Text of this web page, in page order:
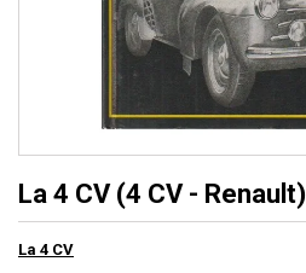
La 4 CV (4 CV - Renault)
La 4 CV